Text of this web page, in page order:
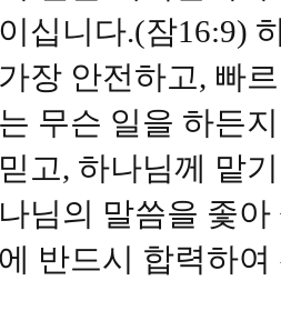
이십니다.(잠16:9)
가장 안전하고, 빠
는 무슨 일을 하든
믿고, 하나님께 맡
나님의 말씀을 좇
에 반드시 합력하